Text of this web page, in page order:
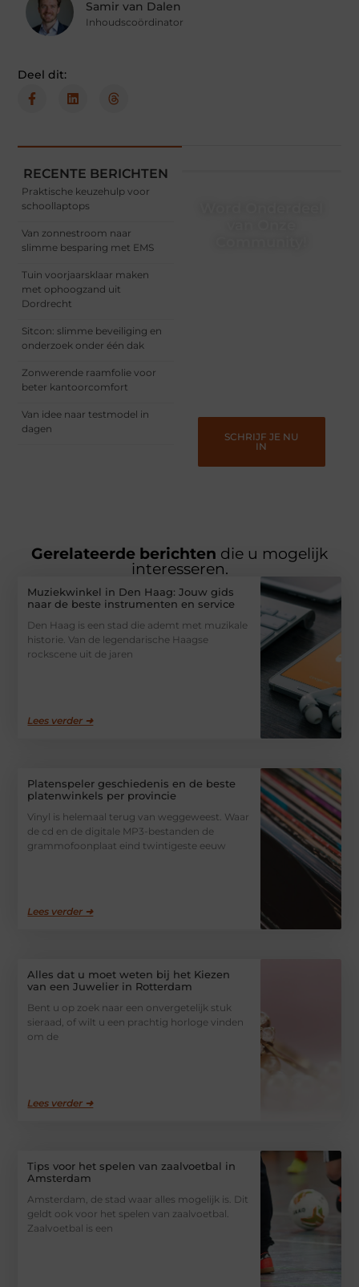
Samir van Dalen
Inhoudscoördinator
Deel dit:
RECENTE BERICHTEN
Praktische keuzehulp voor
schoollaptops
Van zonnestroom naar
slimme besparing met EMS
Tuin voorjaarsklaar maken
met ophoogzand uit
Dordrecht
Sitcon: slimme beveiliging en
onderzoek onder één dak
Zonwerende raamfolie voor
beter kantoorcomfort
Van idee naar testmodel in
dagen
SCHRIJF JE NU
IN
Gerelateerde berichten die u mogelijk
interesseren.
Muziekwinkel in Den Haag: Jouw gids
naar de beste instrumenten en service
Den Haag is een stad die ademt met muzikale
historie. Van de legendarische Haagse
rockscene uit de jaren
Lees verder ➜
Platenspeler geschiedenis en de beste
platenwinkels per provincie
Vinyl is helemaal terug van weggeweest. Waar
de cd en de digitale MP3-bestanden de
grammofoonplaat eind twintigeste eeuw
Lees verder ➜
Alles dat u moet weten bij het Kiezen
van een Juwelier in Rotterdam
Bent u op zoek naar een onvergetelijk stuk
sieraad, of wilt u een prachtig horloge vinden
om de
Lees verder ➜
Tips voor het spelen van zaalvoetbal in
Amsterdam
Amsterdam, de stad waar alles mogelijk is. Dit
geldt ook voor het spelen van zaalvoetbal.
Zaalvoetbal is een